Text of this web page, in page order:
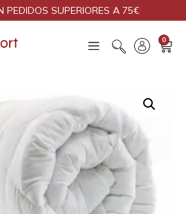
PEDIDOS SUPERIORES A 75€
0